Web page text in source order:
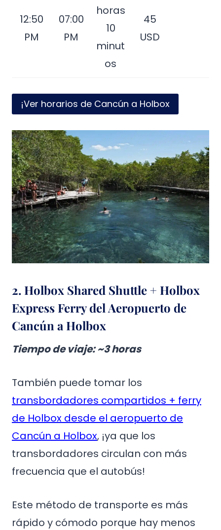
12:50
PM
07:00
PM
horas
10
minut
os
45
USD
¡Ver horarios de Cancún a Holbox
2. Holbox Shared Shuttle + Holbox
Express Ferry del Aeropuerto de
Cancún a Holbox
Tiempo de viaje: ~3 horas
También puede tomar los
transbordadores compartidos + ferry
de Holbox desde el aeropuerto de
Cancún a Holbox, ¡ya que los
transbordadores circulan con más
frecuencia que el autobús!
Este método de transporte es más
rápido y cómodo porque hay menos